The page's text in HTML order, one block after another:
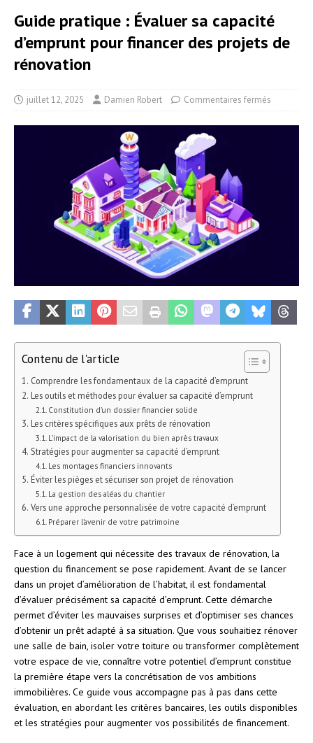
Guide pratique : Évaluer sa capacité
d’emprunt pour financer des projets de
rénovation
juillet 12, 2025 Damien Robert Commentaires fermés
Contenu de l'article
Comprendre les fondamentaux de la capacité d’emprunt
Les outils et méthodes pour évaluer sa capacité d’emprunt
Constitution d’un dossier financier solide
Les critères spécifiques aux prêts de rénovation
L’impact de la valorisation du bien après travaux
Stratégies pour augmenter sa capacité d’emprunt
Les montages financiers innovants
Éviter les pièges et sécuriser son projet de rénovation
La gestion des aléas du chantier
Vers une approche personnalisée de votre capacité d’emprunt
Préparer l’avenir de votre patrimoine
Face à un logement qui nécessite des travaux de rénovation, la
question du financement se pose rapidement. Avant de se lancer
dans un projet d’amélioration de l’habitat, il est fondamental
d’évaluer précisément sa capacité d’emprunt. Cette démarche
permet d’éviter les mauvaises surprises et d’optimiser ses chances
d’obtenir un prêt adapté à sa situation. Que vous souhaitiez rénover
une salle de bain, isoler votre toiture ou transformer complètement
votre espace de vie, connaître votre potentiel d’emprunt constitue
la première étape vers la concrétisation de vos ambitions
immobilières. Ce guide vous accompagne pas à pas dans cette
évaluation, en abordant les critères bancaires, les outils disponibles
et les stratégies pour augmenter vos possibilités de financement.